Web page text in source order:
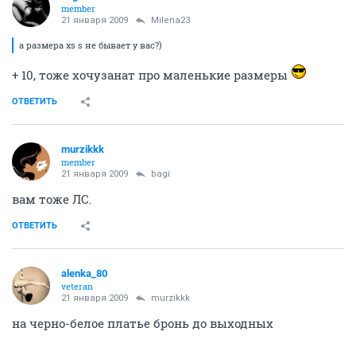
member
21 января 2009 Milena23
а размера xs s не бывает у вас?)
+ 10, тоже хочузанат про маленькие размеры
ОТВЕТИТЬ
murzikkk
member
21 января 2009 bagi
вам тоже ЛС.
ОТВЕТИТЬ
alenka_80
veteran
21 января 2009 murzikkk
на черно-белое платье бронь до выходных